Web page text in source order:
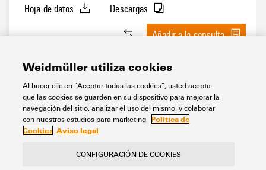
Hoja de datos
Descargas
Añadir a la consulta
1 2 3
Menciones legales
Privacidad
Weidmüller utiliza cookies
Al hacer clic en “Aceptar todas las cookies”, usted acepta
que las cookies se guarden en su dispositivo para mejorar la
navegación del sitio, analizar el uso del mismo, y colaborar
con nuestros estudios para marketing. Política de
Cookies Aviso legal
CONFIGURACIÓN DE COOKIES